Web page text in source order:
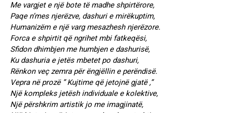
Me vargjet e një bote të madhe shpirtërore,
Paqe n’mes njerëzve, dashuri e mirëkuptim,
Humanizëm e një varg mesazhesh njerëzore.
Forca e shpirtit që ngrihet mbi fatkeqësi,
Sfidon dhimbjen me humbjen e dashurisë,
Ku dashuria e jetës mbetet po dashuri,
Rënkon veç zemra për ëngjëllin e perëndisë.
Vepra në prozë ” Kujtime që jetojnë gjatë ,”
Një kompleks jetësh individuale e kolektive,
Një përshkrim artistik jo me imagjinatë,